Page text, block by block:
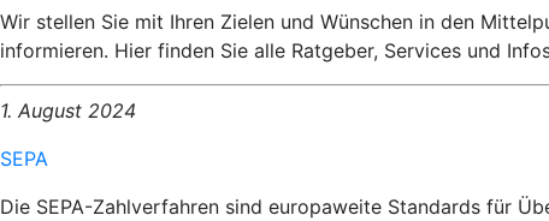
Wir stellen Sie mit Ihren Zielen und Wünschen in den
informieren. Hier finden Sie alle Ratgeber, Services und
1. August 2024
SEPA
Die SEPA-Zahlverfahren sind europaweite Standards für